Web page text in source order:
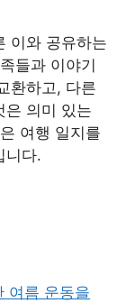
이와 공유하는
들과 이야기
환하고, 다른
은 의미 있는
여행 일지를
니다.
여름 운동을